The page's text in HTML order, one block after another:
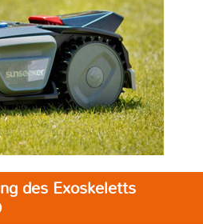
des Exoskeletts